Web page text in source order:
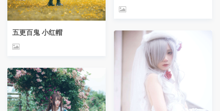
五更百鬼 小红帽